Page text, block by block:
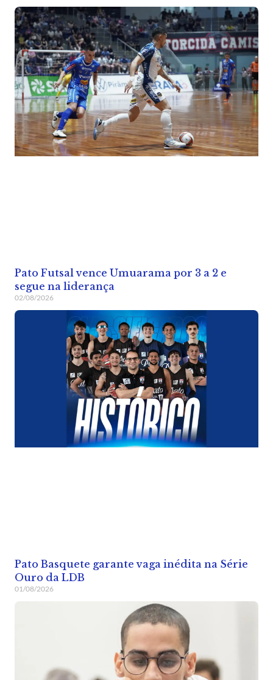
Pato Futsal vence Umuarama por 3 a 2 e
segue na liderança
02/08/2026
Pato Basquete garante vaga inédita na Série
Ouro da LDB
01/08/2026